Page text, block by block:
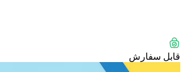
قابل سفارش